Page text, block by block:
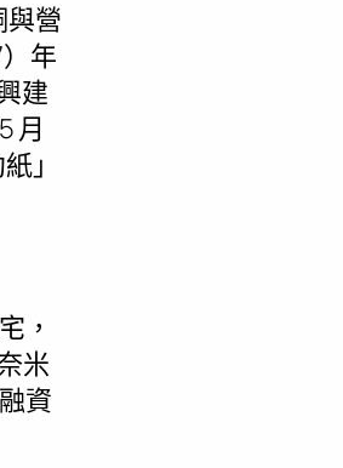
與營
年
建
月
」
，
米
資